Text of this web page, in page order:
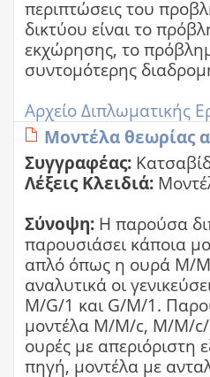
περιπτώσεις του
δικτύου είναι το
εκχώρησης, το
συντομότερης
Αρχείο Διπλωματικής
Μοντέλα θεωρίας
Συγγραφέας:
Λέξεις Κλειδιά:
Σύνοψη: Η παρούσα
παρουσιάσει κάποια
απλό όπως η ουρά Μ/Μ/
αναλυτικά οι
M/G/1 και G/M/1.
μοντέλα M/M/c, Μ/Μ/c/
ουρές με απεριόριστη
πηγή, μοντέλα με